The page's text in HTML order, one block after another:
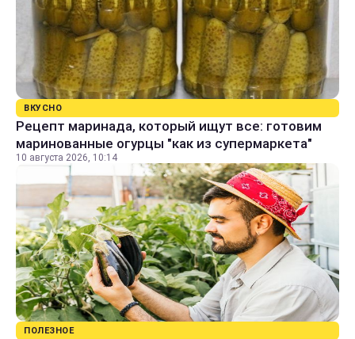
ВКУСНО
Рецепт маринада, который ищут все: готовим
маринованные огурцы "как из супермаркета"
10 августа 2026, 10:14
ПОЛЕЗНОЕ